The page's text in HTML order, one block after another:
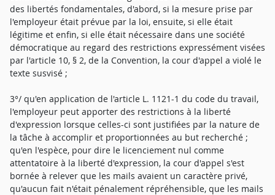
des libertés fondamentales, d'abord, si la mesure prise par
l'employeur était prévue par la loi, ensuite, si elle était
légitime et enfin, si elle était nécessaire dans une société
démocratique au regard des restrictions expressément visées
par l'article 10, § 2, de la Convention, la cour d'appel a violé le
texte susvisé ;
3°/ qu'en application de l'article L. 1121-1 du code du travail,
l'employeur peut apporter des restrictions à la liberté
d'expression lorsque celles-ci sont justifiées par la nature de
la tâche à accomplir et proportionnées au but recherché ;
qu'en l'espèce, pour dire le licenciement nul comme
attentatoire à la liberté d'expression, la cour d'appel s'est
bornée à relever que les mails avaient un caractère privé,
qu'aucun fait n'était pénalement répréhensible, que les mails